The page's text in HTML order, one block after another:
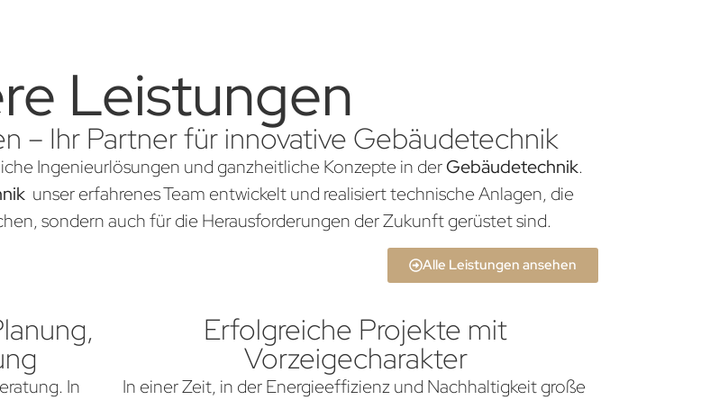
Leistungen
– Ihr Partner für innovative Gebäudetechnik
Ingenieurlösungen und ganzheitliche Konzepte in derGebäudetechnik.
unser erfahrenes Team entwickelt und realisiert technische Anlagen, die
sondern auch für die Herausforderungen der Zukunft gerüstet sind.
Alle Leistungen ansehen
In
Erfolgreiche Projekte mit
Vorzeigecharakter
In einer Zeit, in der Energieeffizienz und Nachhaltigkeit große